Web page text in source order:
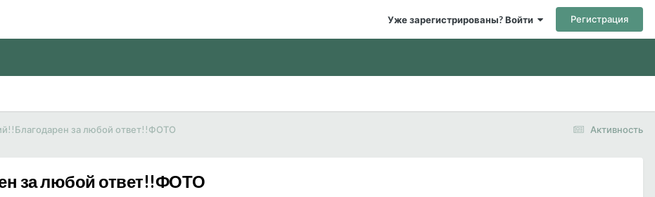
Уже зарегистрированы? Войти Регистрация
Активность
за любой ответ!!ФОТО
за любой ответ!!ФОТО